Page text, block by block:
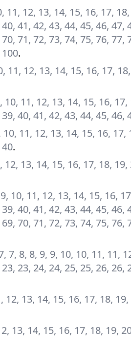
11, 12, 13, 14, 15, 16, 17,
41, 42, 43, 44, 45, 46, 47,
71, 72, 73, 74, 75, 76, 77,
.
11, 12, 13, 14, 15, 16, 17,
10, 11, 12, 13, 14, 15, 16,
40, 41, 42, 43, 44, 45, 46,
10, 11, 12, 13, 14, 15, 16,
.
12, 13, 14, 15, 16, 17, 18,
10, 11, 12, 13, 14, 15, 16,
40, 41, 42, 43, 44, 45, 46,
70, 71, 72, 73, 74, 75, 76,
7, 8, 8, 9, 9, 10, 10, 11, 11,
23, 24, 24, 25, 25, 26, 26,
12, 13, 14, 15, 16, 17, 18,
13, 14, 15, 16, 17, 18, 19,